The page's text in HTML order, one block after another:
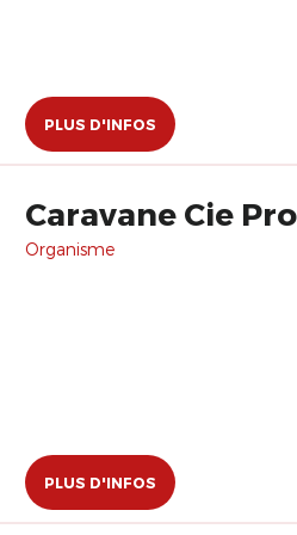
PLUS D'INFOS
Caravane Cie
Organisme
PLUS D'INFOS